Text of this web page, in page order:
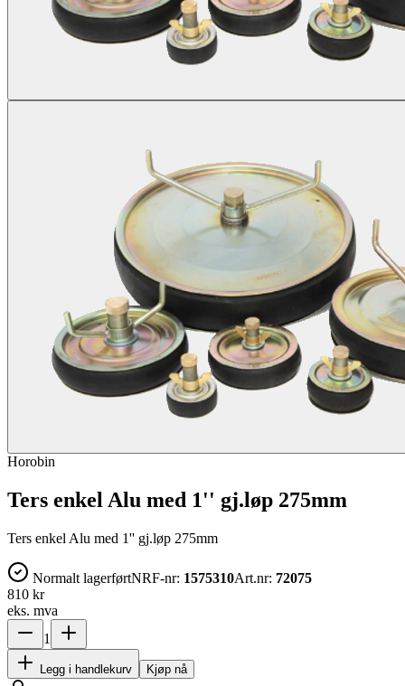
Horobin
Ters enkel Alu med 1'' gj.løp 275mm
Ters enkel Alu med 1'' gj.løp 275mm
Normalt lagerførtNRF-nr: 1575310Art.nr: 72075
810 kr
eks. mva
1
Legg i handlekurv Kjøp nå